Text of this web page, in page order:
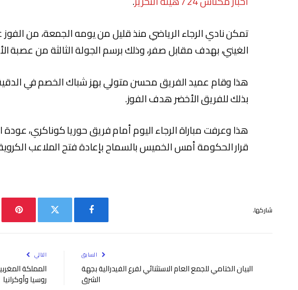
تمكن نادي الرجاء الرياضي منذ قليل من يومه الجمعة، من
الغيني، بهدف مقابل صفر، وذلك برسم الجولة الثالثة من عصبة
بذلك للفريق الأخضر هدف الفوز.
هذا وعرفت مباراة الرجاء اليوم أمام فريق حوريا كوناكري،
قرار الحكومة أمس الخميس بالسماح بإعادة فتح الملاعب
شاركها.
السابق
البيان الختامي للجمع العام الاستثنائي لفرع الفيدرالية بجهة
الشرق
التالي
المملكة
روسيا وأوكرانيا